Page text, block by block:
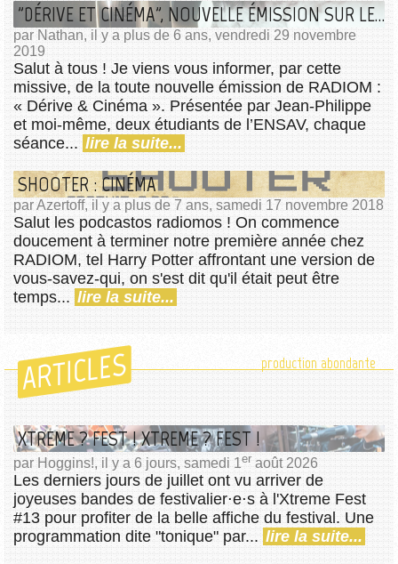
"DÉRIVE ET CINÉMA", NOUVELLE ÉMISSION SUR LES ONDES
par Nathan, il y a plus de 6 ans, vendredi 29 novembre
2019
Salut à tous ! Je viens vous informer, par cette
missive, de la toute nouvelle émission de RADIOM :
« Dérive & Cinéma ». Présentée par Jean-Philippe
et moi-même, deux étudiants de l’ENSAV, chaque
séance... lire la suite...
SHOOTER : CINÉMA
par Azertoff, il y a plus de 7 ans, samedi 17 novembre 2018
Salut les podcastos radiomos ! On commence
doucement à terminer notre première année chez
RADIOM, tel Harry Potter affrontant une version de
vous-savez-qui, on s'est dit qu'il était peut être
temps... lire la suite...
ARTICLES production abondante
XTREME ? FEST ! XTREME ? FEST !
par Hoggins!, il y a 6 jours, samedi 1er août 2026
Les derniers jours de juillet ont vu arriver de
joyeuses bandes de festivalier⋅e⋅s à l'Xtreme Fest
#13 pour profiter de la belle affiche du festival. Une
programmation dite "tonique" par... lire la suite...